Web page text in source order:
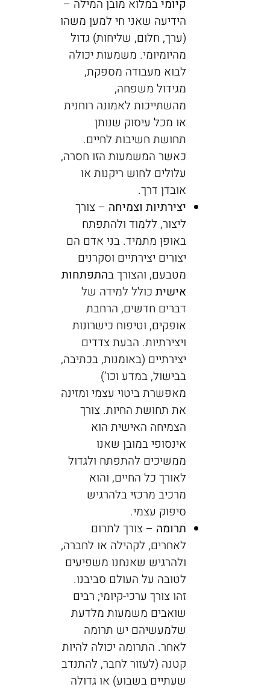
קיומיבמלוא מובן המילה –
הידיעה שאני חי למען משהו
(ערך, חלום, שליחות) גדול
מהיומיומי. משמעות יכולה
לבוא מעבודה מספקת,
מגידול משפחה,
מהשתייכות לאמונה רוחנית
או מכל עיסוק שנותן
תחושת חשיבות לחיים.
כאשר המשמעות הזו חסרה,
עלולים לחוש ריקנות או
אובדן דרך.
יצירתיות וצמיחה– צורך
ליצור, ללמוד ולהתפתח
באופן מתמיד. בני אדם הם
יצורים יצירתיים וסקרנים
מטבעם, והצורך בהתפתחות
אישיתכולל למידה של
דברים חדשים, הרחבת
אופקים, וטיפוח כישרונות
ויצירתיות. הבעת צדדים
יצירתיים (באומנות, בכתיבה,
בבישול, במדע וכו’)
מאפשרת ביטוי עצמי ומזינה
את תחושת החיות. צורך
הצמיחה האישית הוא
אינסופי במובן שאנו
ממשיכים להתפתח ולגדול
לאורך כל החיים, והוא
מרכיב מרכזי בלהרגיש
סיפוק עצמי.
תרומה– צורך לתרום
לאחרים, לקהילה או לחברה,
ולהרגיש שאנחנו משפיעים
לטובה על העולם סביבנו.
זהו צורך ערכי-קיומי; רבים
שואבים משמעות מלדעת
שלמעשיהם יש תרומה
לאחר. התרומה יכולה להיות
קטנה (לעזור לחבר, להתנדב
שעתיים בשבוע) או גדולה